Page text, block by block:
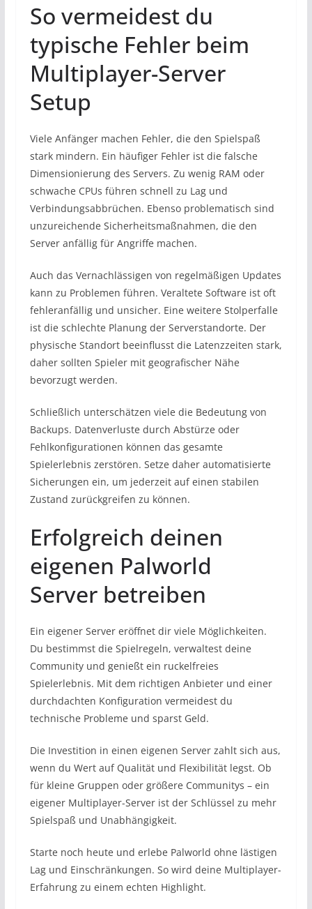
So vermeidest du
typische Fehler beim
Multiplayer-Server
Setup
Viele Anfänger machen Fehler, die den Spielspaß
stark mindern. Ein häufiger Fehler ist die falsche
Dimensionierung des Servers. Zu wenig RAM oder
schwache CPUs führen schnell zu Lag und
Verbindungsabbrüchen. Ebenso problematisch sind
unzureichende Sicherheitsmaßnahmen, die den
Server anfällig für Angriffe machen.
Auch das Vernachlässigen von regelmäßigen Updates
kann zu Problemen führen. Veraltete Software ist oft
fehleranfällig und unsicher. Eine weitere Stolperfalle
ist die schlechte Planung der Serverstandorte. Der
physische Standort beeinflusst die Latenzzeiten stark,
daher sollten Spieler mit geografischer Nähe
bevorzugt werden.
Schließlich unterschätzen viele die Bedeutung von
Backups. Datenverluste durch Abstürze oder
Fehlkonfigurationen können das gesamte
Spielerlebnis zerstören. Setze daher automatisierte
Sicherungen ein, um jederzeit auf einen stabilen
Zustand zurückgreifen zu können.
Erfolgreich deinen
eigenen Palworld
Server betreiben
Ein eigener Server eröffnet dir viele Möglichkeiten.
Du bestimmst die Spielregeln, verwaltest deine
Community und genießt ein ruckelfreies
Spielerlebnis. Mit dem richtigen Anbieter und einer
durchdachten Konfiguration vermeidest du
technische Probleme und sparst Geld.
Die Investition in einen eigenen Server zahlt sich aus,
wenn du Wert auf Qualität und Flexibilität legst. Ob
für kleine Gruppen oder größere Communitys – ein
eigener Multiplayer-Server ist der Schlüssel zu mehr
Spielspaß und Unabhängigkeit.
Starte noch heute und erlebe Palworld ohne lästigen
Lag und Einschränkungen. So wird deine Multiplayer-
Erfahrung zu einem echten Highlight.